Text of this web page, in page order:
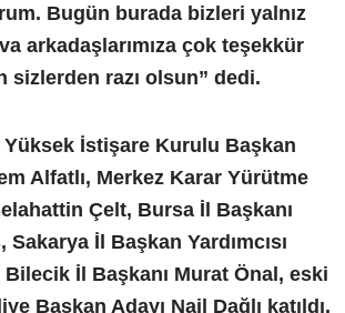
Bugün burada bizleri yalnız
arkadaşlarımıza çok teşekkür
sizlerden razı olsun” dedi.
İstişare Kurulu Başkan
Alfatlı, Merkez Karar Yürütme
Çelt, Bursa İl Başkanı
Sakarya İl Başkan Yardımcısı
İl Başkanı Murat Önal, eski
Başkan Adayı Nail Dağlı katıldı.